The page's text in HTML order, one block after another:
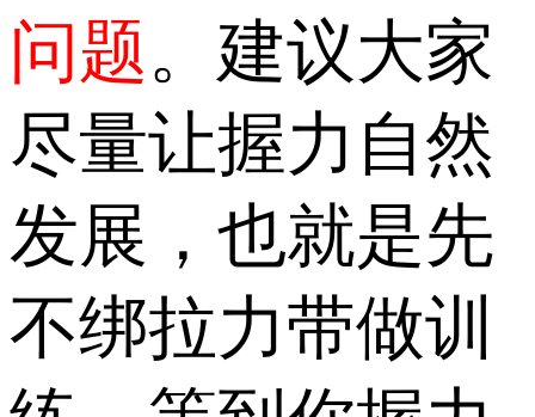
问题。建议大家
尽量让握力自然
发展，也就是先
不绑拉力带做训